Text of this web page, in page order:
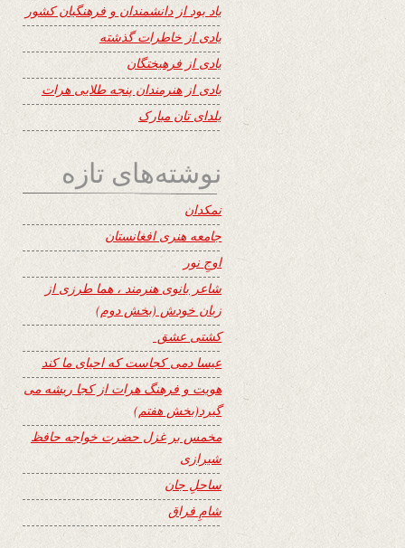
یاد بود از دانشمندان و فرهنگیان کشور
یادی از خاطرات گذشته
یادی از فرهیختگان
یادی از هنرمندان پنجه طلایی هرات
یلدای تان مبارک
نوشته‌های تازه
نمکدان
جامعه هنری افغانستان
اوجِ نور
شاعر بانوی هنرمند ، هما طرزی از
زبان خودش (بخش دوم)
کشتی عشق
عیسا دمی کجاست که احیای ما کند
هویت و فرهنگ هرات از کجا ریشه می
گیرد(بخش هفتم)
مخمس بر غزل حضرت خواجه حافظ
شیرازی
ساحلِ جان
شامِ فراق